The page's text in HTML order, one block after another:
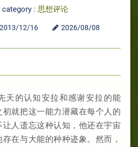
category : 思想评论
2013/12/16 2026/08/08
天的认知安拉和感谢安拉的能
就把这一能力潜藏在每个人的
人遗忘这种认知，他还在宇宙
在与大能的种种迹象。然而，